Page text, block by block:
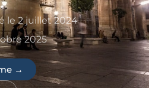
le2 juillet 2024
2025
→